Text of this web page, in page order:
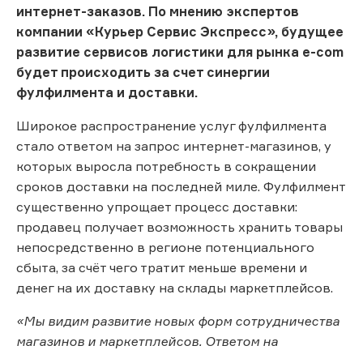
интернет-заказов. По мнению экспертов
компании «Курьер Сервис Экспресс», будущее
развитие сервисов логистики для рынка e-com
будет происходить за счет синергии
фулфилмента и доставки.
Широкое распространение услуг фулфилмента
стало ответом на запрос интернет-магазинов, у
которых выросла потребность в сокращении
сроков доставки на последней миле. Фулфилмент
существенно упрощает процесс доставки:
продавец получает возможность хранить товары
непосредственно в регионе потенциального
сбыта, за счёт чего тратит меньше времени и
денег на их доставку на склады маркетплейсов.
«Мы видим развитие новых форм сотрудничества
магазинов и маркетплейсов. Ответом на